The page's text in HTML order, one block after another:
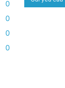
0
0
0
0